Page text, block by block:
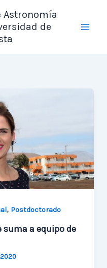
Astronomía
de
, Postdoctorado
a equipo de